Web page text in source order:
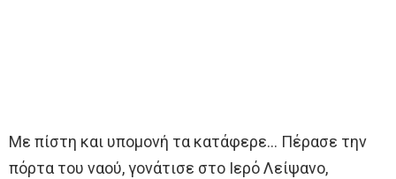
Με πίστη και υπομονή τα κατάφερε… Πέρασε την
πόρτα του ναού, γονάτισε στο Ιερό Λείψανο,